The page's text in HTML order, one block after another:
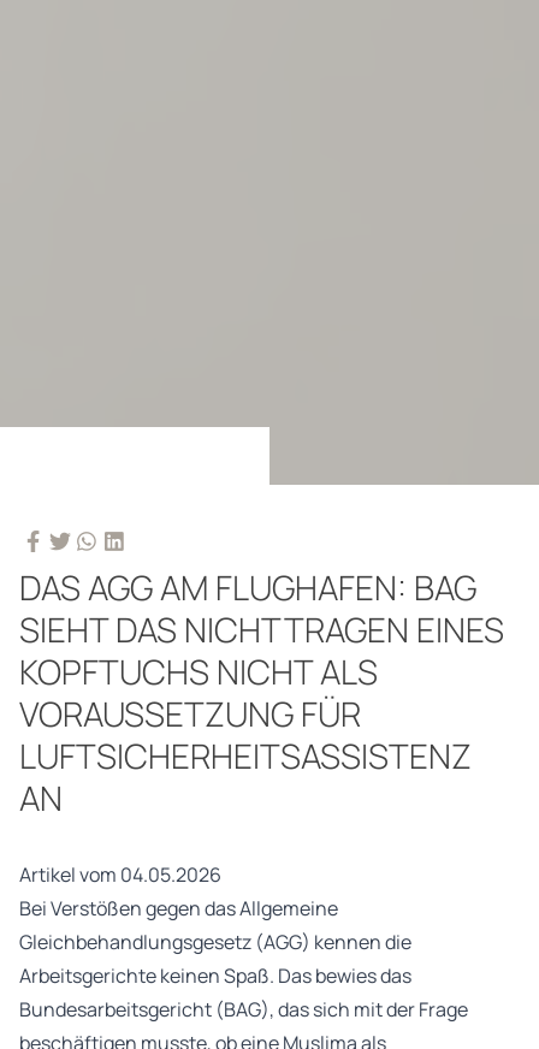
DAS AGG AM FLUGHAFEN: BAG
SIEHT DAS NICHTTRAGEN EINES
KOPFTUCHS NICHT ALS
VORAUSSETZUNG FÜR
LUFTSICHERHEITSASSISTENZ
AN
Artikel vom 04.05.2026
Bei Verstößen gegen das Allgemeine
Gleichbehandlungsgesetz (AGG) kennen die
Arbeitsgerichte keinen Spaß. Das bewies das
Bundesarbeitsgericht (BAG), das sich mit der Frage
beschäftigen musste, ob eine Muslima als